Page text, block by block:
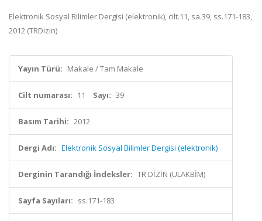
Elektronik Sosyal Bilimler Dergisi (elektronik), cilt.11, sa.39, ss.171-183,
2012 (TRDizin)
Yayın Türü: Makale / Tam Makale
Cilt numarası: 11 Sayı: 39
Basım Tarihi: 2012
Dergi Adı: Elektronik Sosyal Bilimler Dergisi (elektronik)
Derginin Tarandığı İndeksler: TR DİZİN (ULAKBİM)
Sayfa Sayıları: ss.171-183